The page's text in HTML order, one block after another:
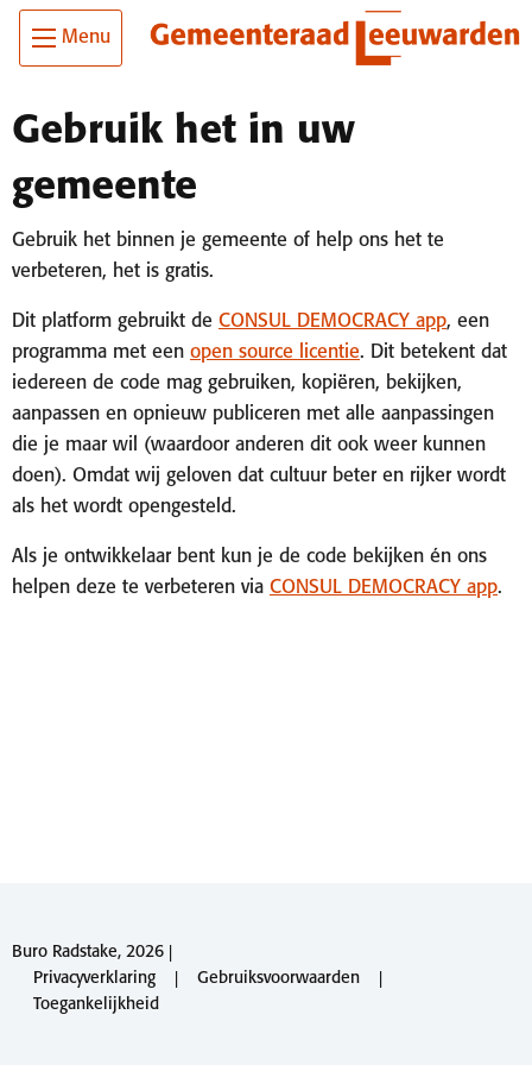
Skip To Main Content
Ga
naar
de
Menu
Gebruik het in uw
gemeente
Gebruik het binnen je gemeente of help ons het te
verbeteren, het is gratis.
Dit platform gebruikt de CONSUL DEMOCRACY app, een
programma met een open source licentie. Dit betekent dat
iedereen de code mag gebruiken, kopiëren, bekijken,
aanpassen en opnieuw publiceren met alle aanpassingen
die je maar wil (waardoor anderen dit ook weer kunnen
doen). Omdat wij geloven dat cultuur beter en rijker wordt
als het wordt opengesteld.
Als je ontwikkelaar bent kun je de code bekijken én ons
helpen deze te verbeteren via CONSUL DEMOCRACY app.
Buro Radstake, 2026 |
Privacyverklaring
Gebruiksvoorwaarden
Toegankelijkheid